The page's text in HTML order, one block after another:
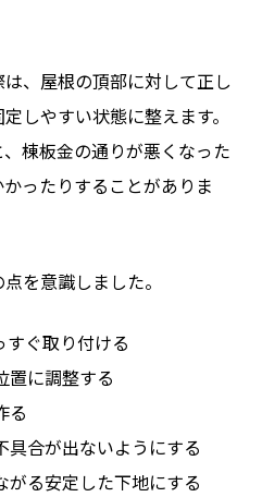
、屋根の頂部に対して正し
しやすい状態に整えます。
棟板金の通りが悪くなった
ったりすることがありま
を意識しました。
すぐ取り付ける
置に調整する
る
具合が出ないようにする
る安定した下地にする